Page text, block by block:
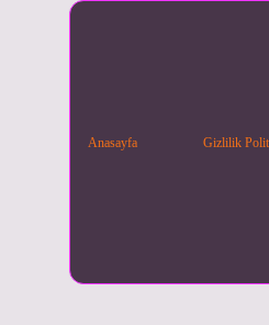
Anasayfa Gizlilik